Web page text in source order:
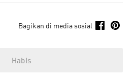
Bagikan di media sosial
Habis